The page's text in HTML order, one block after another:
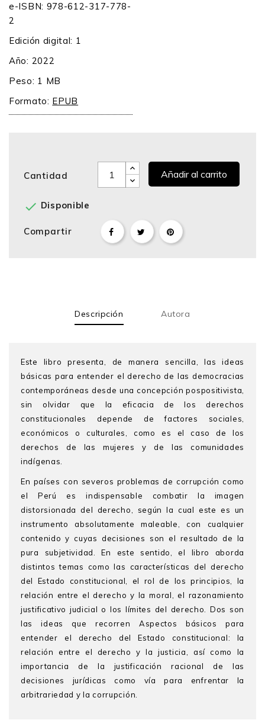
e-ISBN: 978-612-317-778-
2
Edición digital: 1
Año: 2022
Peso: 1 MB
Formato: EPUB
Cantidad Añadir al carrito
 Disponible
Compartir
Descripción Autora
Este libro presenta, de manera sencilla, las ideas
básicas para entender el derecho de las democracias
contemporáneas desde una concepción pospositivista,
sin olvidar que la eficacia de los derechos
constitucionales depende de factores sociales,
económicos o culturales, como es el caso de los
derechos de las mujeres y de las comunidades
indígenas.
En países con severos problemas de corrupción como
el Perú es indispensable combatir la imagen
distorsionada del derecho, según la cual este es un
instrumento absolutamente maleable, con cualquier
contenido y cuyas decisiones son el resultado de la
pura subjetividad. En este sentido, el libro aborda
distintos temas como las características del derecho
del Estado constitucional, el rol de los principios, la
relación entre el derecho y la moral, el razonamiento
justificativo judicial o los límites del derecho. Dos son
las ideas que recorren Aspectos básicos para
entender el derecho del Estado constitucional: la
relación entre el derecho y la justicia, así como la
importancia de la justificación racional de las
decisiones jurídicas como vía para enfrentar la
arbitrariedad y la corrupción.